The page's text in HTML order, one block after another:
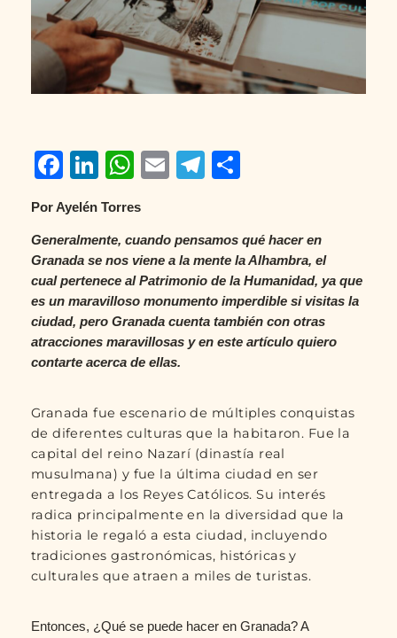
Facebook
LinkedIn
WhatsApp
EmailTelegram
Por Ayelén Torres
Generalmente, cuando pensamos qué hacer en
Granada se nos viene a la mente la Alhambra, el
cual pertenece al Patrimonio de la Humanidad, ya que
es un maravilloso monumento imperdible si visitas la
ciudad, pero Granada cuenta también con otras
atracciones maravillosas y en este artículo quiero
contarte acerca de ellas.
Granada fue escenario de múltiples conquistas
de diferentes culturas que la habitaron. Fue la
capital del reino Nazarí (dinastía real
musulmana) y fue la última ciudad en ser
entregada a los Reyes Católicos. Su interés
radica principalmente en la diversidad que la
historia le regaló a esta ciudad, incluyendo
tradiciones gastronómicas, históricas y
culturales que atraen a miles de turistas.
Entonces, ¿Qué se puede hacer en Granada? A